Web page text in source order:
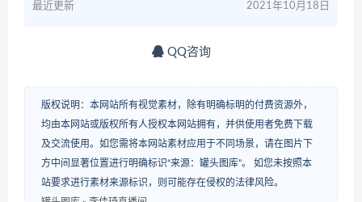
最近更新 2021年10月18日
QQ咨询
版权说明：本网站所有视觉素材，除有明确标明的付费资源外，
均由本网站或版权所有人授权本网站拥有，并供使用者免费下载
及交流使用。如您需将本网站素材应用于不同场景，请在图片下
方中间显著位置进行明确标识“来源：罐头图库”。 如您未按照本
站要求进行素材来源标识，则可能存在侵权的法律风险。